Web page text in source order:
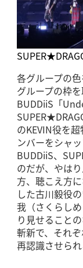
各グループの
グループの枠
BUDDiiS「
のKEVIN役を
ンバーをシャ
BUDDiiS、
のだが、やは
方、聴こえ方
した古川毅役
我（さくらし
り見せること
斬新で、それ
再認識させられ